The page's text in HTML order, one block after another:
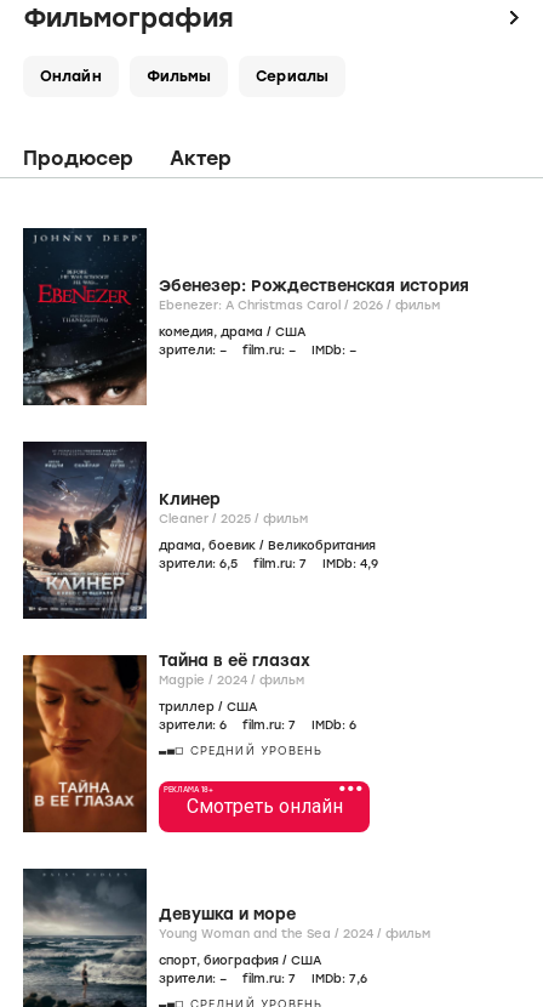
Фильмография icon
Онлайн Фильмы Сериалы
Продюсер Актер
Эбенезер: Рождественская история
Ebenezer: A Christmas Carol / 2026 / фильм
комедия, драма / США
зрители: – film.ru: – IMDb: –
Клинер
Cleaner / 2025 / фильм
драма, боевик / Великобритания
зрители: 6,5 film.ru: 7 IMDb: 4,9
Тайна в её глазах
Magpie / 2024 / фильм
триллер / США
зрители: 6 film.ru: 7 IMDb: 6
СРЕДНИЙ УРОВЕНЬ
•••
РЕКЛАМА 18+
Смотреть онлайн
Девушка и море
Young Woman and the Sea / 2024 / фильм
спорт, биография / США
зрители: – film.ru: 7 IMDb: 7,6
СРЕДНИЙ УРОВЕНЬ